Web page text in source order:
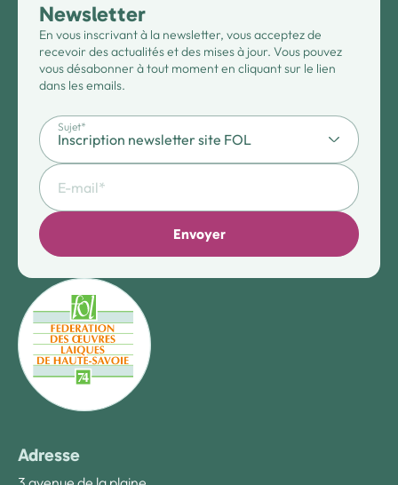
Newsletter
En vous inscrivant à la newsletter, vous acceptez de
recevoir des actualités et des mises à jour. Vous pouvez
vous désabonner à tout moment en cliquant sur le lien
dans les emails.
Sujet*
Envoyer
Adresse